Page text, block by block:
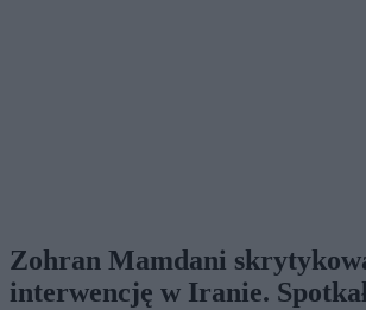
Zohran Mamdani
interwencję w Iranie.